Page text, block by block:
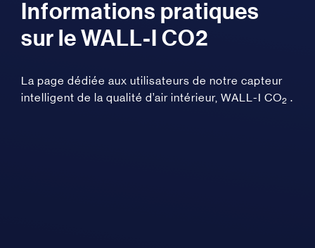
Informations pratiques
sur le WALL-I CO2
La page dédiée aux utilisateurs de notre capteur
intelligent de la qualité d’air intérieur, WALL-I CO2 .